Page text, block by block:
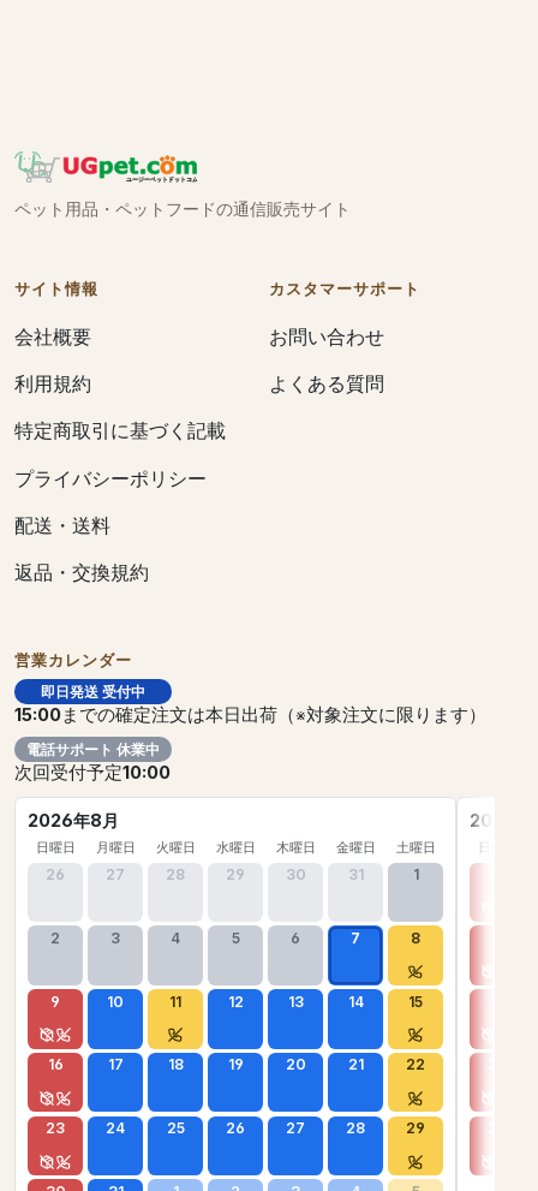
ペット用品・ペットフードの通信販売サイト
サイト情報
会社概要
利用規約
特定商取引に基づく記載
プライバシーポリシー
配送・送料
返品・交換規約
カスタマーサポート
お問い合わせ
よくある質問
営業カレンダー
即日発送 受付中
15:00までの確定注文は本日出荷（※対象注文に限ります）
電話サポート 休業中
次回受付予定10:00
2026年8月
日曜日 月曜日 火曜日 水曜日 木曜日 金曜日 土曜日
26 27 28 29 30 31 1
2 3 4 5 6 7 8
9 10 11 12 13 14 15
16 17 18 19 20 21 22
23 24 25 26 27 28 29
2026年
日曜日